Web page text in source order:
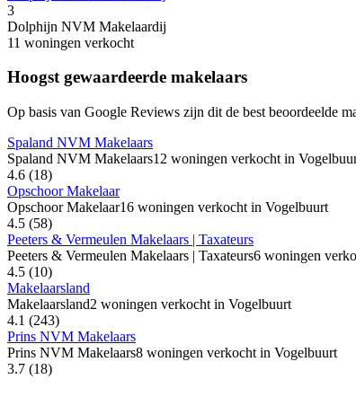
3
Dolphijn NVM Makelaardij
11 woningen verkocht
Hoogst gewaardeerde makelaars
Op basis van Google Reviews zijn dit de best beoordeelde
Spaland NVM Makelaars
Spaland NVM Makelaars12 woningen verkocht in
4.6 (18)
Opschoor Makelaar
Opschoor Makelaar16 woningen verkocht in Vogelbuurt
4.5 (58)
Peeters & Vermeulen Makelaars | Taxateurs
Peeters & Vermeulen Makelaars | Taxateurs6 woningen
4.5 (10)
Makelaarsland
Makelaarsland2 woningen verkocht in Vogelbuurt
4.1 (243)
Prins NVM Makelaars
Prins NVM Makelaars8 woningen verkocht in Vogelbuurt
3.7 (18)